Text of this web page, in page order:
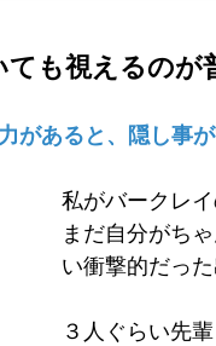
ても視えるのが
があると、隠し事
私がバークレ
まだ自分がち
い衝撃的だっ
３人ぐらい先